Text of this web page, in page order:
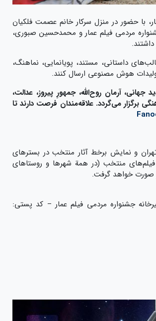
با حضور در منزل سرکار خانم عصمت فلکیان
مردمی فیلم عمار و محمدحسین صبوری،
داستانی، مستند، پویانمایی، نماهنگ،
تولیدات هوش مصنوعی ارسال کنند.
آرمان روح‌الله، جمهورِ پیروز، عدالت،
برگزار می‌گردد. علاقه‌مندان فرصت دارند تا
و نمایش برخط آثار منتخب در بسترهای
مردمی فیلم‌های منتخب (در همة شهرها و روستاهای
۱۶ آذر، پلاک ۶۰، حسینیه هنر، دبیرخانه جشنواره مردمی فیلم عمار – کد پستی: